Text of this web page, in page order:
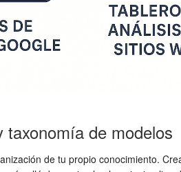
de modelos
de tu propio conocimiento.